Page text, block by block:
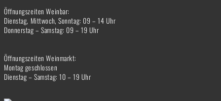
Öffnungszeiten Weinbar:
Dienstag, Mittwoch, Sonntag: 09 – 14 Uhr
Donnerstag – Samstag: 09 – 19 Uhr
Öffnungszeiten Weinmarkt:
Montag geschlossen
Dienstag – Samstag: 10 – 19 Uhr